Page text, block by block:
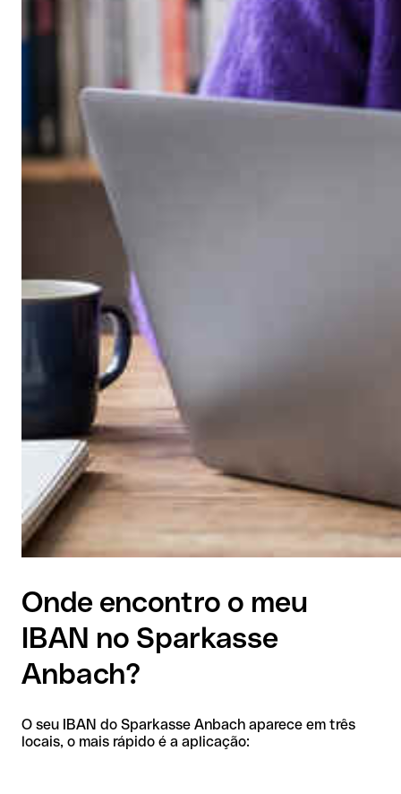
Onde encontro o meu
IBAN no Sparkasse
Anbach?
O seu IBAN do Sparkasse Anbach aparece em três
locais, o mais rápido é a aplicação: